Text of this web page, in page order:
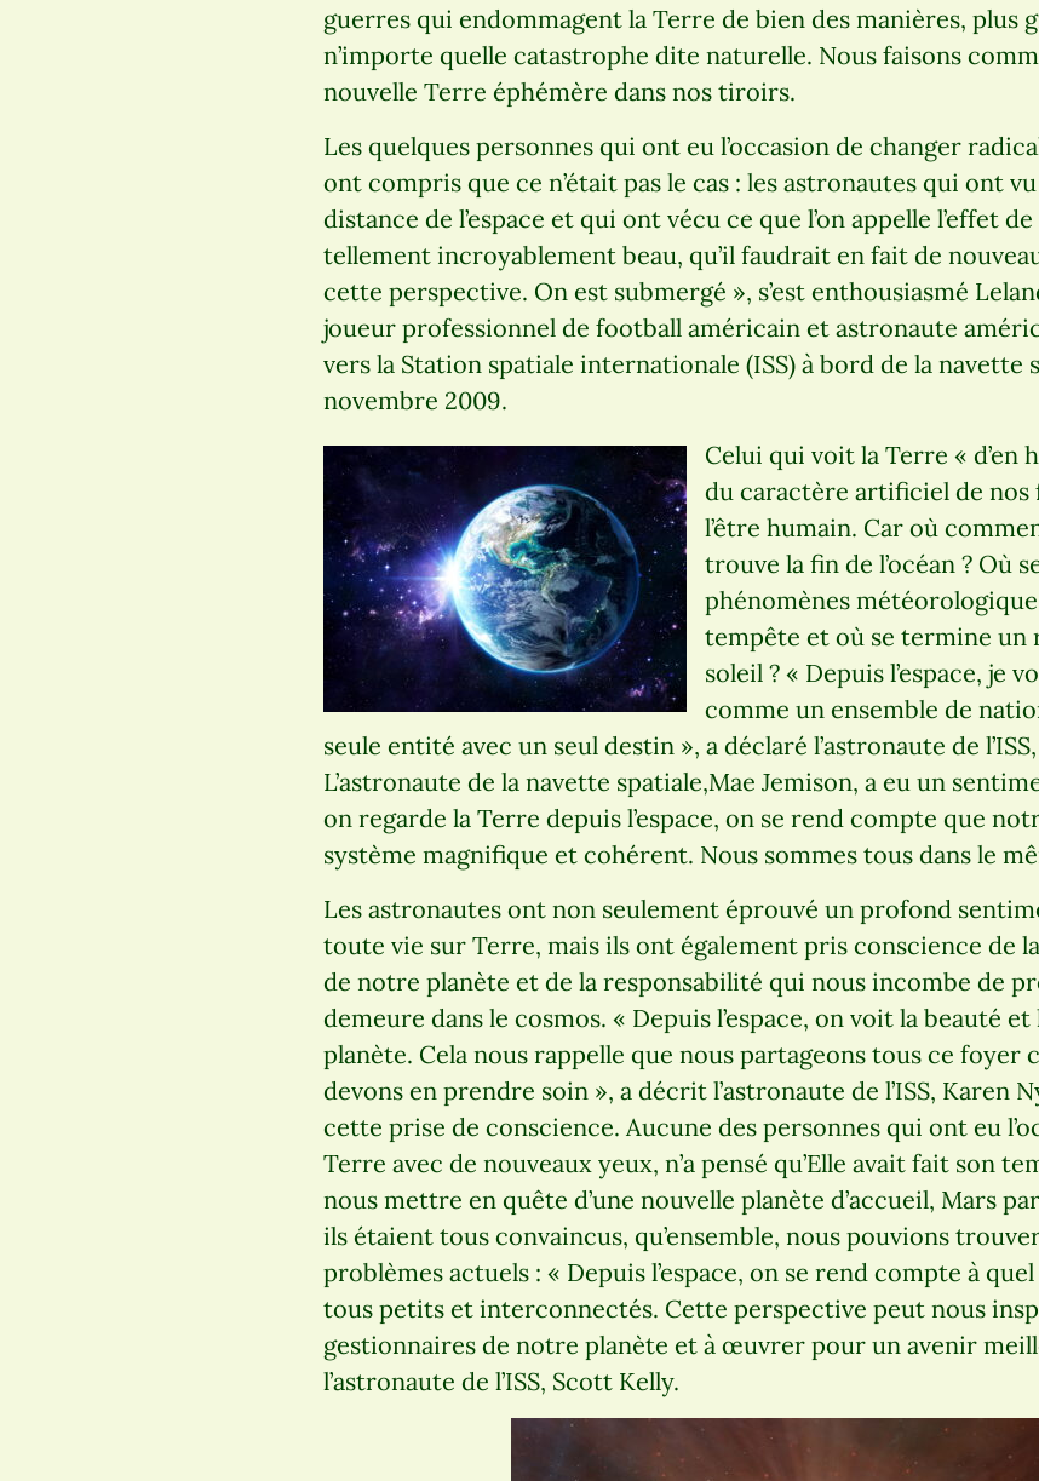
guerres qui endommagent la Terre de bien des manières, plus
n’importe quelle catastrophe dite naturelle. Nous faisons
nouvelle Terre éphémère dans nos tiroirs.
Les quelques personnes qui ont eu l’occasion de changer
ont compris que ce n’était pas le cas : les astronautes qui ont
distance de l’espace et qui ont vécu ce que l’on appelle l’effet de
tellement incroyablement beau, qu’il faudrait en fait de
cette perspective. On est submergé », s’est enthousiasmé
joueur professionnel de football américain et astronaute
vers la Station spatiale internationale (ISS) à bord de la navette
novembre 2009.
Celui qui voit la Terre « d’en
du caractère artificiel de
l’être humain. Car où
trouve la fin de l’océan ? Où
phénomènes
tempête et où se termine un
soleil ? « Depuis l’espace, je
comme un ensemble de
seule entité avec un seul destin », a déclaré l’astronaute de
L’astronaute de la navette spatiale,Mae Jemison, a eu un
on regarde la Terre depuis l’espace, on se rend compte que
système magnifique et cohérent. Nous sommes tous dans le
Les astronautes ont non seulement éprouvé un profond
toute vie sur Terre, mais ils ont également pris conscience de
de notre planète et de la responsabilité qui nous incombe de
demeure dans le cosmos. « Depuis l’espace, on voit la beauté
planète. Cela nous rappelle que nous partageons tous ce foyer
devons en prendre soin », a décrit l’astronaute de l’ISS, Karen
cette prise de conscience. Aucune des personnes qui ont eu
Terre avec de nouveaux yeux, n’a pensé qu’Elle avait fait son
nous mettre en quête d’une nouvelle planète d’accueil, Mars
ils étaient tous convaincus, qu’ensemble, nous pouvions
problèmes actuels : « Depuis l’espace, on se rend compte à
tous petits et interconnectés. Cette perspective peut nous
gestionnaires de notre planète et à œuvrer pour un avenir
l’astronaute de l’ISS, Scott Kelly.